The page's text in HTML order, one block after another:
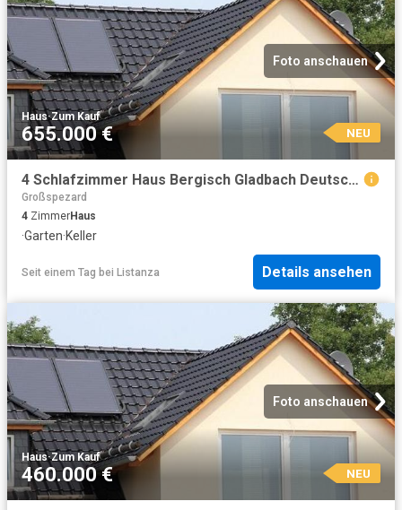
Foto anschauen
Haus·Zum Kauf
655.000 € NEU
4 Schlafzimmer Haus Bergisch Gladbach Deutschland 104801966
Großspezard
4 ZimmerHaus
·Garten·Keller
Seit einem Tag bei Listanza Details ansehen
Foto anschauen
Haus·Zum Kauf
460.000 € NEU